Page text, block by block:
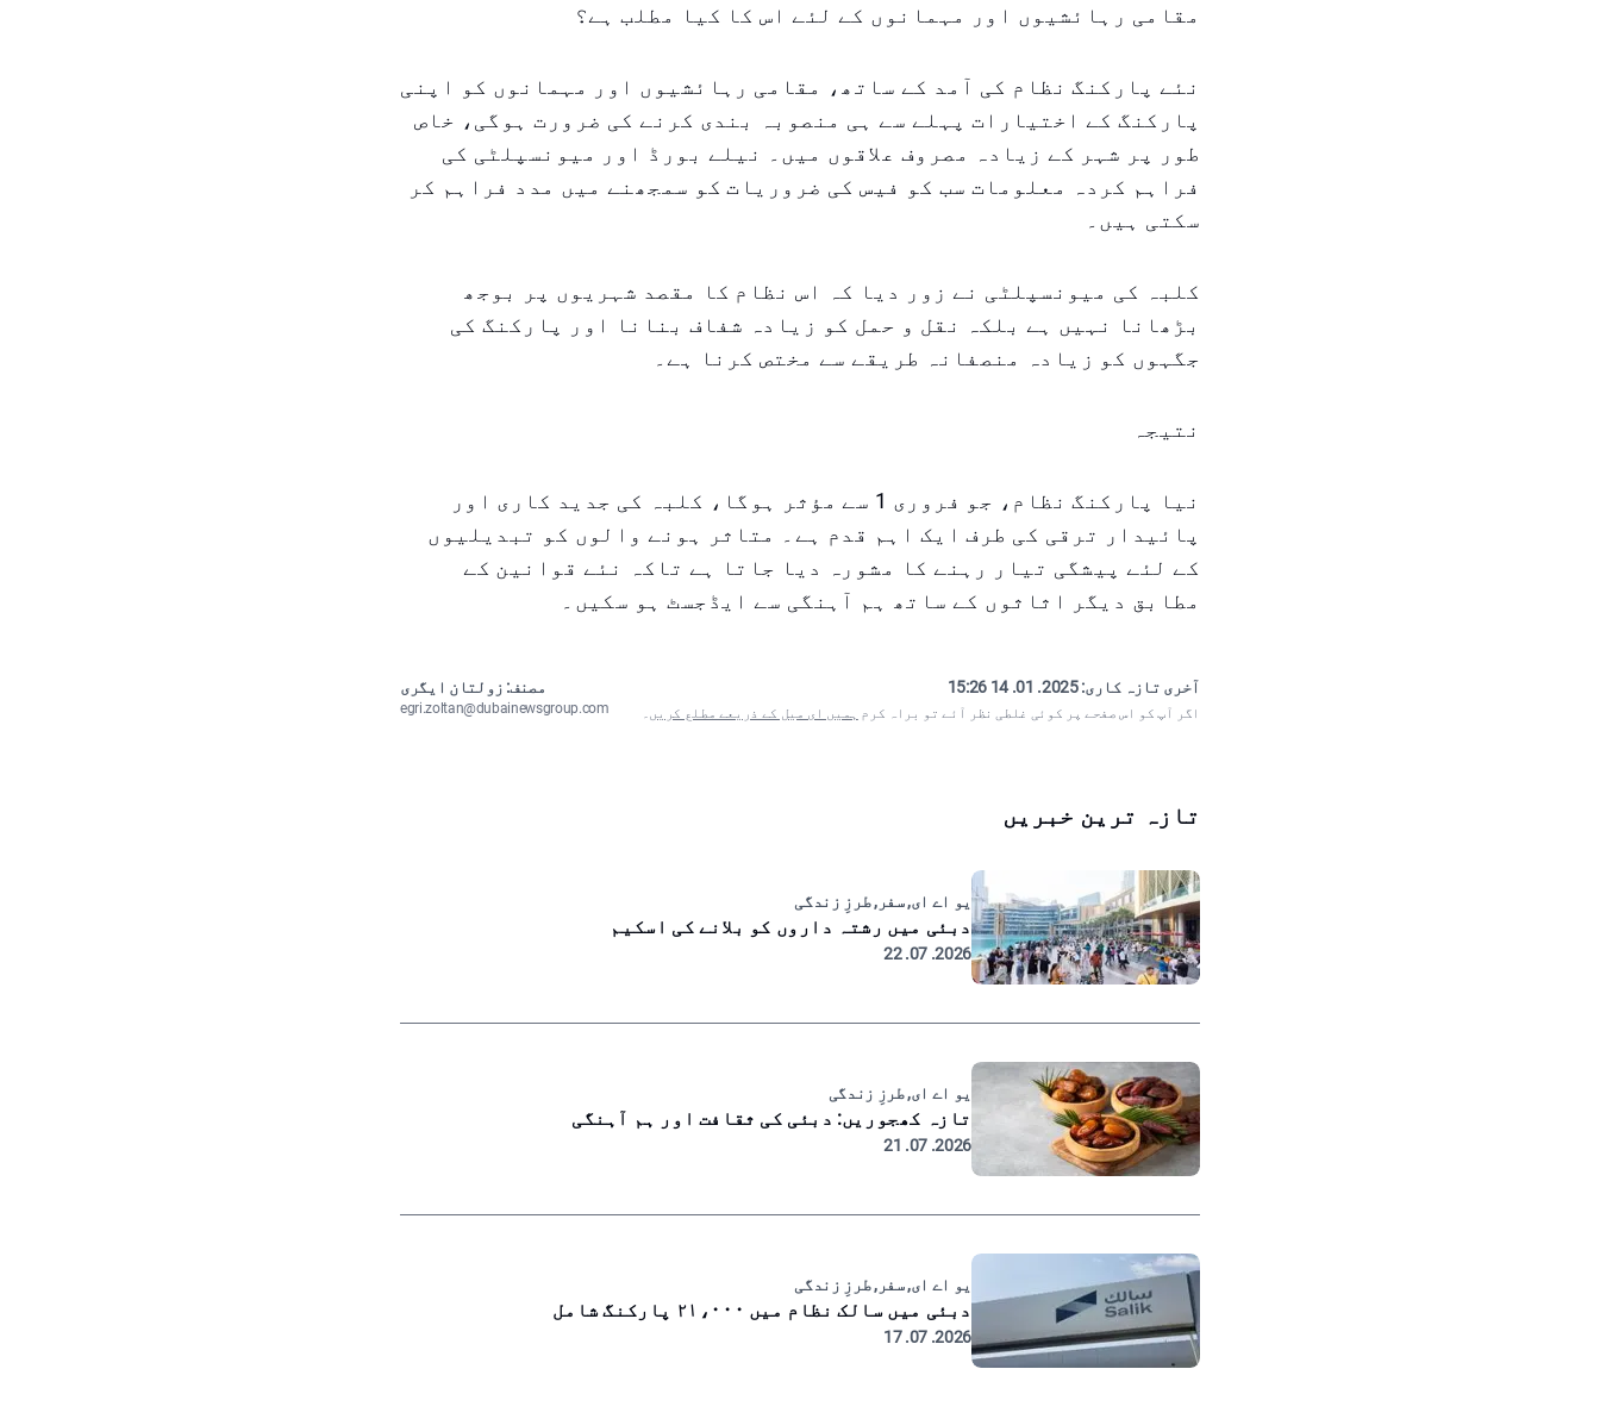
مقامی رہائشیوں اور مہمانوں کے لئے اس کا کیا مطلب ہے؟
نئے پارکنگ نظام کی آمد کے ساتھ، مقامی رہائشیوں اور مہمانوں کو اپنی
پارکنگ کے اختیارات پہلے سے ہی منصوبہ بندی کرنے کی ضرورت ہوگی، خاص
طور پر شہر کے زیادہ مصروف علاقوں میں۔ نیلے بورڈ اور میونسپلٹی کی
فراہم کردہ معلومات سب کو فیس کی ضروریات کو سمجھنے میں مدد فراہم کر
سکتی ہیں۔
کلبہ کی میونسپلٹی نے زور دیا کہ اس نظام کا مقصد شہریوں پر بوجھ
بڑھانا نہیں ہے بلکہ نقل و حمل کو زیادہ شفاف بنانا اور پارکنگ کی
جگہوں کو زیادہ منصفانہ طریقے سے مختص کرنا ہے۔
نتیجہ
نیا پارکنگ نظام، جو فروری 1 سے مؤثر ہوگا، کلبہ کی جدید کاری اور
پائیدار ترقی کی طرف ایک اہم قدم ہے۔ متاثر ہونے والوں کو تبدیلیوں
کے لئے پیشگی تیار رہنے کا مشورہ دیا جاتا ہے تاکہ نئے قوانین کے
مطابق دیگر اثاثوں کے ساتھ ہم آہنگی سے ایڈجسٹ ہو سکیں۔
آخری تازہ کاری:2025. 01. 14 15:26
اگر آپ کو اس صفحے پر کوئی غلطی نظر آئے تو براہ کرم ہمیں ای میل کے ذریعے مطلع کریں۔
مصنف: زولتان ایگری
egri.zoltan@dubainewsgroup.com
تازہ ترین خبریں
یو اے ای, سفر, طرزِ زندگی
دبئی میں رشتہ داروں کو بلانے کی اسکیم
2026. 07. 22
یو اے ای, طرزِ زندگی
تازہ کھجوریں: دبئی کی ثقافت اور ہم آہنگی
2026. 07. 21
یو اے ای, سفر, طرزِ زندگی
دبئی میں سالک نظام میں ۲۱،۰۰۰ پارکنگ شامل
2026. 07. 17